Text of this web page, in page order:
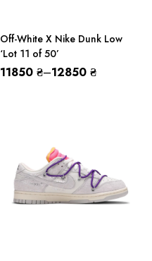
Off-White X Nike Dunk Low
‘Lot 11 of 50’
11850 ₴–12850 ₴